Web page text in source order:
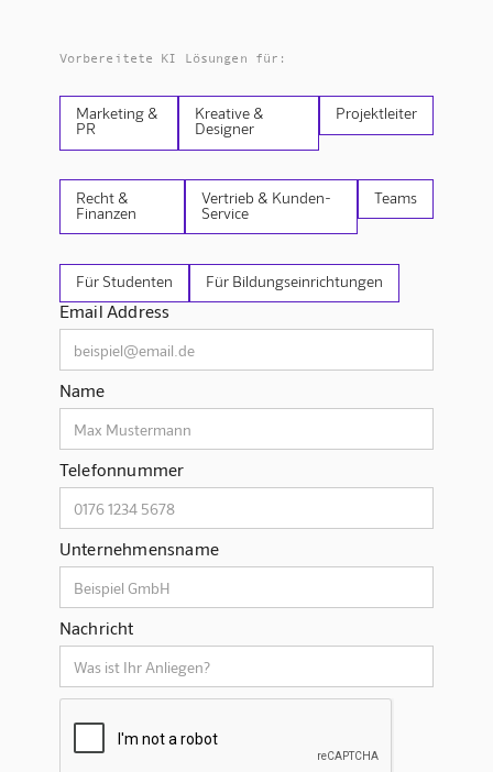
Vorbereitete KI Lösungen für:
Marketing &
PR
Kreative &
Designer
Projektleiter
Recht &
Finanzen
Vertrieb & Kunden-
Service
Teams
Für Studenten Für Bildungseinrichtungen
Email Address
Name
Telefonnummer
Unternehmensname
Nachricht